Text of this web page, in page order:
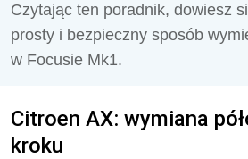
Czytając ten poradnik, dowiesz
prosty i bezpieczny sposób
w Focusie Mk1.
Citroen AX: wymiana
kroku